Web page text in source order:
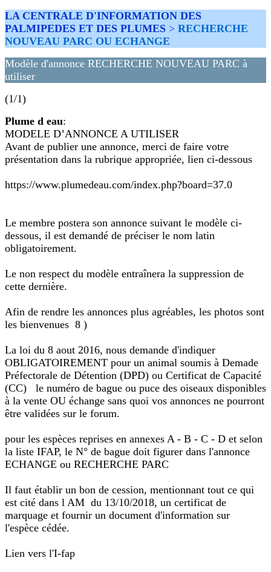
LA CENTRALE D'INFORMATION DES
PALMIPEDES ET DES PLUMES > RECHERCHE
NOUVEAU PARC OU ECHANGE
Modèle d'annonce RECHERCHE NOUVEAU PARC à
utiliser
(1/1)
Plume d eau:
MODELE D’ANNONCE A UTILISER
Avant de publier une annonce, merci de faire votre
présentation dans la rubrique appropriée, lien ci-dessous
https://www.plumedeau.com/index.php?board=37.0
Le membre postera son annonce suivant le modèle ci-
dessous, il est demandé de préciser le nom latin
obligatoirement.
Le non respect du modèle entraînera la suppression de
cette dernière.
Afin de rendre les annonces plus agréables, les photos sont
les bienvenues 8 )
La loi du 8 aout 2016, nous demande d'indiquer
OBLIGATOIREMENT pour un animal soumis à Demade
Préfectorale de Détention (DPD) ou Certificat de Capacité
(CC) le numéro de bague ou puce des oiseaux disponibles
à la vente OU échange sans quoi vos annonces ne pourront
être validées sur le forum.
pour les espèces reprises en annexes A - B - C - D et selon
la liste IFAP, le N° de bague doit figurer dans l'annonce
ECHANGE ou RECHERCHE PARC
Il faut établir un bon de cession, mentionnant tout ce qui
est cité dans l AM du 13/10/2018, un certificat de
marquage et fournir un document d'information sur
l'espèce cédée.
Lien vers l'I-fap